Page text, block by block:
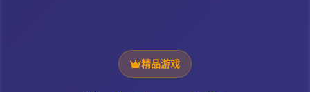
精品游戏